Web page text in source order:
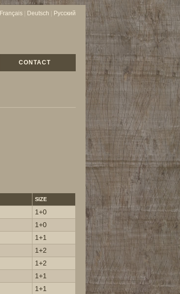
Français Deutsch Русский
CONTACT
SIZE
1+0
1+0
1+1
1+2
1+2
1+1
1+1